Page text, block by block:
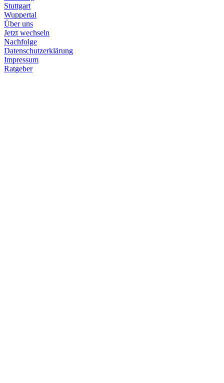
Stuttgart
Wuppertal
Über uns
Jetzt wechseln
Nachfolge
Datenschutzerklärung
Impressum
Ratgeber